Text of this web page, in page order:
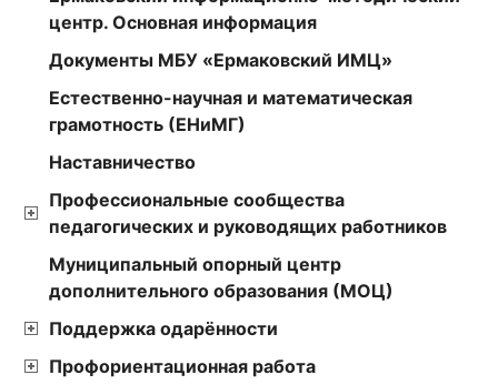
центр. Основная информация
Документы МБУ «Ермаковский ИМЦ»
Естественно-научная и математическая
грамотность (ЕНиМГ)
Наставничество
Профессиональные сообщества
педагогических и руководящих работников
Муниципальный опорный центр
дополнительного образования (МОЦ)
Поддержка одарённости
Профориентационная работа